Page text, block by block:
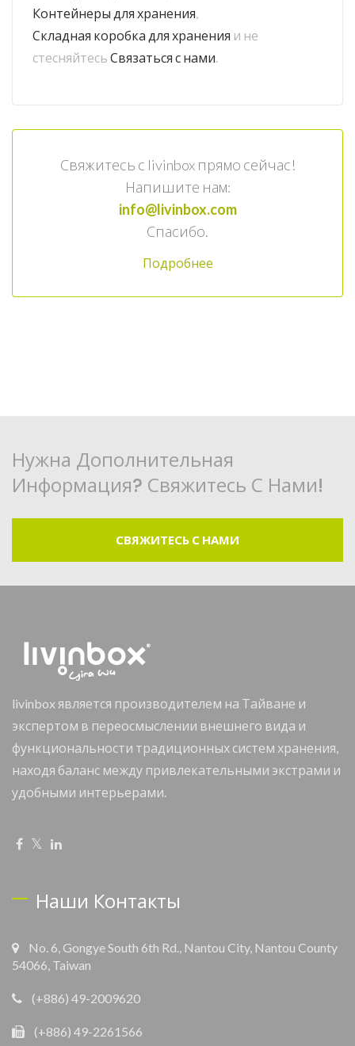
Контейнеры для хранения
Складная коробка для хранения и не
стесняйтесь Связаться с нами
Свяжитесь с livinbox прямо сейчас!
Напишите нам:
info@livinbox.com
Спасибо.
Подробнее
Нужна Дополнительная
Информация? Свяжитесь С Нами!
СВЯЖИТЕСЬ С НАМИ
livinbox является производителем на Тайване и
экспертом в переосмыслении внешнего вида и
функциональности традиционных систем хранения,
находя баланс между привлекательными экстрами и
удобными интерьерами.
Наши Контакты
No. 6, Gongye South 6th Rd., Nantou City, Nantou County
54066, Taiwan
(+886) 49-2009620
(+886) 49-2261566